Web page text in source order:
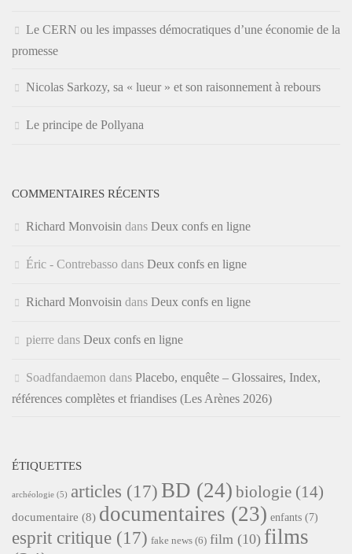
Le CERN ou les impasses démocratiques d’une économie de la
promesse
Nicolas Sarkozy, sa « lueur » et son raisonnement à rebours
Le principe de Pollyana
COMMENTAIRES RÉCENTS
Richard Monvoisin dans Deux confs en ligne
Éric - Contrebasso dans Deux confs en ligne
Richard Monvoisin dans Deux confs en ligne
pierre dans Deux confs en ligne
Soadfandaemon dans Placebo, enquête – Glossaires, Index,
références complètes et friandises (Les Arènes 2026)
ÉTIQUETTES
archéologie (5) articles (17) BD (24) biologie (14)
documentaire (8) documentaires (23) enfants (7)
esprit critique (17) fake news (6) film (10) films